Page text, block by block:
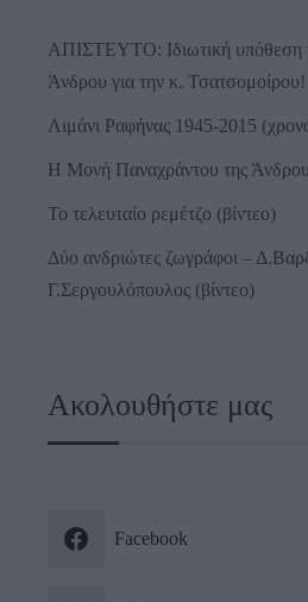
ΑΠΙΣΤΕΥΤΟ: Ιδιωτική υπόθεση
Άνδρου για την κ. Τσατσομοίρου!
Λιμάνι Ραφήνας 1945-2015
Η Μονή Παναχράντου της Άνδρου
Το τελευταίο ρεμέτζο (βίντεο)
Δύο ανδριώτες ζωγράφοι –
Γ.Σεργουλόπουλος (βίντεο)
Ακολουθήστε μας
Facebook